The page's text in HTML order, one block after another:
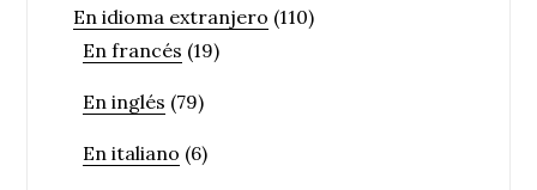
En idioma extranjero (110)
En francés (19)
En inglés (79)
En italiano (6)